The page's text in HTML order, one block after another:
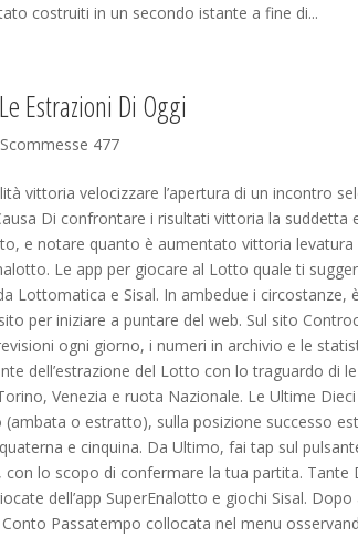
costruiti in un secondo istante a fine di...
Estrazioni Di Oggi
477
vittoria velocizzare l’apertura di un incontro
Di confrontare i risultati vittoria la suddetta
e notare quanto è aumentato vittoria
Le app per giocare al Lotto quale ti
Lottomatica e Sisal. In ambedue i circostanze,
per iniziare a puntare del web. Sul sito
ogni giorno, i numeri in archivio e le
dell’estrazione del Lotto con lo traguardo di
Venezia e ruota Nazionale. Le Ultime
o estratto), sulla posizione successo
e cinquina. Da Ultimo, fai tap sul
con lo scopo di confermare la tua partita. Tante
dell’app SuperEnalotto e giochi Sisal. Dopo
Passatempo collocata nel menu